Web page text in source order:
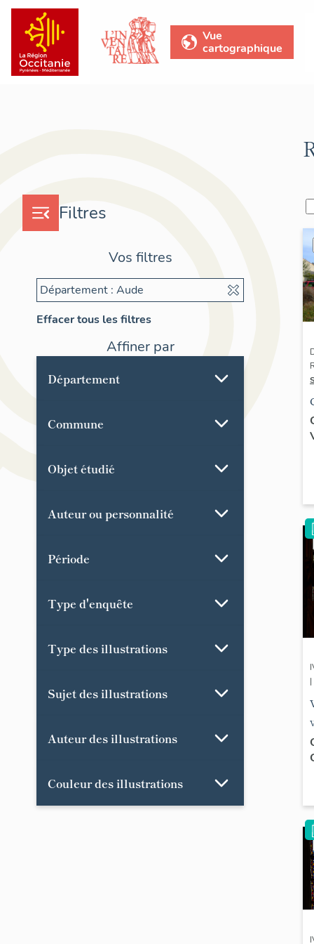
Vue
cartographique
Filtres
Vos filtres
Département : Aude
Effacer tous les filtres
Affiner par
Département
Commune
Objet étudié
Auteur ou personnalité
Période
Type d'enquête
Type des illustrations
Sujet des illustrations
Auteur des illustrations
Couleur des illustrations
|